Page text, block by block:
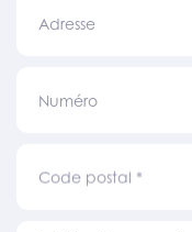
Adresse
Numéro
Code postal *